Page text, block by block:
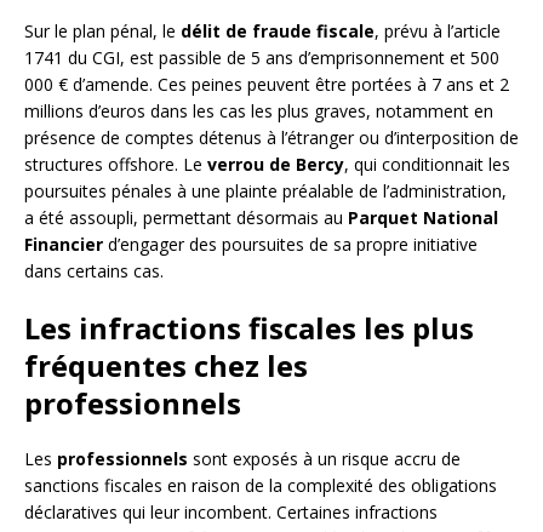
Sur le plan pénal, le délit de fraude fiscale, prévu à l’article
1741 du CGI, est passible de 5 ans d’emprisonnement et 500
000 € d’amende. Ces peines peuvent être portées à 7 ans et 2
millions d’euros dans les cas les plus graves, notamment en
présence de comptes détenus à l’étranger ou d’interposition de
structures offshore. Le verrou de Bercy, qui conditionnait les
poursuites pénales à une plainte préalable de l’administration,
a été assoupli, permettant désormais au Parquet National
Financier d’engager des poursuites de sa propre initiative
dans certains cas.
Les infractions fiscales les plus
fréquentes chez les
professionnels
Les professionnels sont exposés à un risque accru de
sanctions fiscales en raison de la complexité des obligations
déclaratives qui leur incombent. Certaines infractions